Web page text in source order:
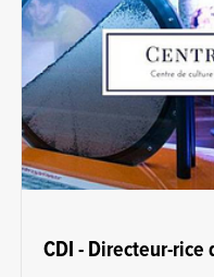
CDI - Directeur-rice